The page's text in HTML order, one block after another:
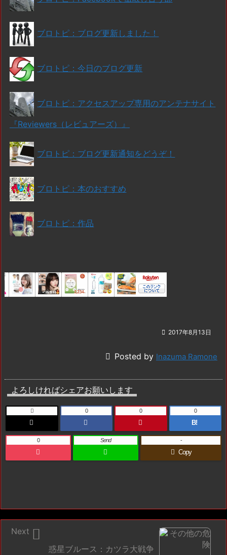
ブロトピ：ブログ更新しました！
ブロトピ：今日のブログ更新
ブロトピ：アクセスアップ専用のアンテナサイト
『Reviewers（レビュアーズ）』
ブロトピ：ブログ更新通知をどうぞ！
ブロトピ：本のおすすめ
ブロトピ：作品
 2017年8月13日
 Posted by Inazuma Ramone
よろしければシェアお願いします
 0 0
B!
0
0 Send
Copy
-
惑星ブルース：カツラ大戦争

Next